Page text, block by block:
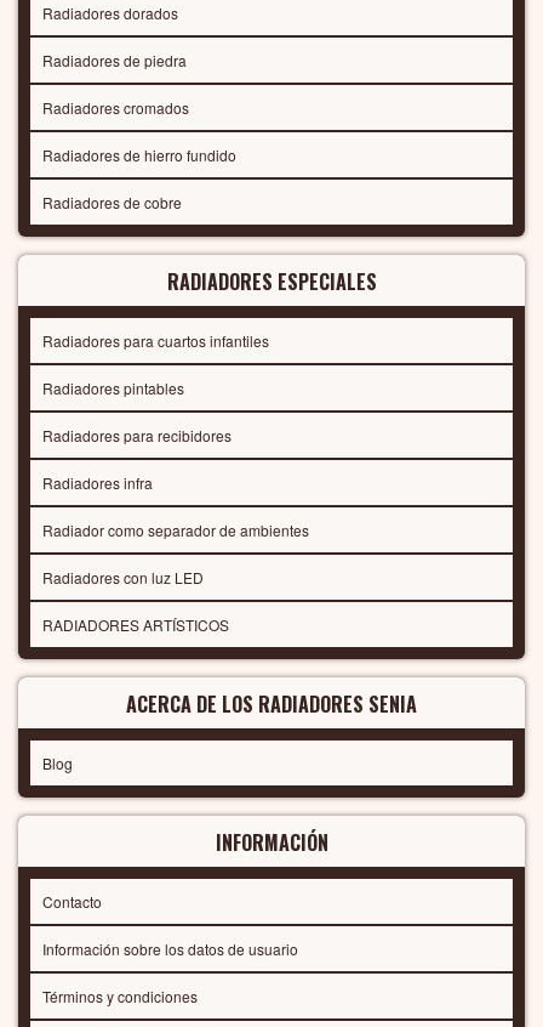
Radiadores dorados
Radiadores de piedra
Radiadores cromados
Radiadores de hierro fundido
Radiadores de cobre
RADIADORES ESPECIALES
Radiadores para cuartos infantiles
Radiadores pintables
Radiadores para recibidores
Radiadores infra
Radiador como separador de ambientes
Radiadores con luz LED
RADIADORES ARTÍSTICOS
ACERCA DE LOS RADIADORES SENIA
Blog
INFORMACIÓN
Contacto
Información sobre los datos de usuario
Términos y condiciones